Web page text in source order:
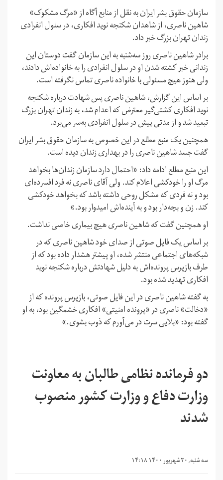
سازمان حقوق بشر ایران به نقل از منابع آگاه از «مرگ مشکوک»
شاهین ناصری، از شاهدان شکنجه نوید افکاری، در سلول انفرادی
زندان تهران بزرگ خبر داد.
برادر شاهین ناصری روز سه‌شنبه به این سازمان گفت دوستان این
زندانی خبر کشته شدن او در سلول انفرادی را به خانواده‌اش دادند،
ولی هنوز هیچ مسئولی با خانواده ناصری تماس نگرفته است.
بر اساس این گزارش، شاهین ناصری پس شهادت درباره شکنجه
نوید افکاری کشتی‌گیر معترض که اعدام شد، به زندان تهران بزرگ
تبعید شد و از مدتی پیش در سلول انفرادی به‌سر می‌برد.
همچنین یک منبع مطلع در این خصوص به سازمان حقوق بشر ایران
گفت جسد شاهین ناصری را در بهداری زندان دیده است.
این منبع مطلع ادامه داد: «احتمال دارد سازمان زندان‌ها بخواهد
مرگ او را خودکشی اعلام کند. ولی آقای ناصری نه فرد افسرده‌ای
بود و نه فردی که مشکل روحی داشته باشد که بخواهد خودکشی
کند. زن و بچه‌دار بود و به آینده‌اش امیدوار بود.»
او همچنین گفت که شاهین ناصری هیچ بیماری خاصی نداشت.
بر اساس یک فایل صوتی از صدای خود شاهین ناصری که در
شبکه‌های اجتماعی منتشر شده، او پیشتر هشدار داده بود که از
طرف بازپرس پرونده‌اش به دلیل شهادتش درباره شکنجه نوید
افکاری تهدید شده بود.
به گفته شاهین ناصری در این فایل صوتی، بازپرس پرونده که از
«دخالت» ناصری در «پرونده امنیتی» افکاری خشمگین بود، به او
گفته بود: «بلایی سرت در می‌آورم که ذوب بشوی.»
دو فرمانده نظامی طالبان به معاونت
وزارت دفاع و وزارت کشور منصوب
شدند
سه شنبه, ۳۰ شهریور ۱۴۰۰ ۱۴:۱۸